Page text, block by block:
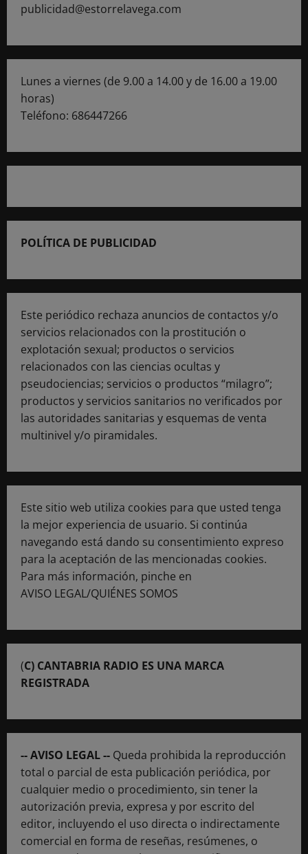
publicidad@estorrelavega.com
Lunes a viernes (de 9.00 a 14.00 y de 16.00 a 19.00
horas)
Teléfono: 686447266
POLÍTICA DE PUBLICIDAD
Este periódico rechaza anuncios de contactos y/o
servicios relacionados con la prostitución o
explotación sexual; productos o servicios
relacionados con las ciencias ocultas y
pseudociencias; servicios o productos “milagro”;
productos y servicios sanitarios no verificados por
las autoridades sanitarias y esquemas de venta
multinivel y/o piramidales.
Este sitio web utiliza cookies para que usted tenga
la mejor experiencia de usuario. Si continúa
navegando está dando su consentimiento expreso
para la aceptación de las mencionadas cookies.
Para más información, pinche en
AVISO LEGAL/QUIÉNES SOMOS
(C) CANTABRIA RADIO ES UNA MARCA
REGISTRADA
-- AVISO LEGAL -- Queda prohibida la reproducción
total o parcial de esta publicación periódica, por
cualquier medio o procedimiento, sin tener la
autorización previa, expresa y por escrito del
editor, incluyendo el uso directa o indirectamente
comercial en forma de reseñas, resúmenes, o